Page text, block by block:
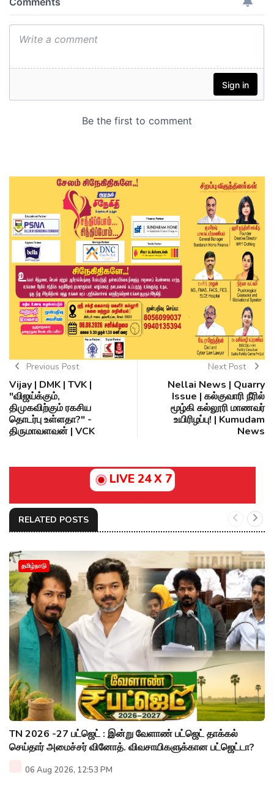
Previous Post
Vijay | DMK | TVK |
"விஜய்க்கும்,
திமுகவிற்கும் ரகசிய
தொடர்பு உள்ளதா?" -
திருமாவளவன் | VCK
Next Post
Nellai News | Quarry
Issue | கல்குவாரி நீரில்
மூழ்கி கல்லூரி மாணவர்
உயிரிழப்பு! | Kumudam
News
LIVE 24 X 7
RELATED POSTS
தமிழ்நாடு
TN 2026 -27 பட்ஜெட் : இன்று வேளாண் பட்ஜெட் தாக்கல்
செய்தார் அமைச்சர் வினோத். விவசாயிகளுக்கான பட்ஜெட்டா?
06 Aug 2026, 12:53 PM